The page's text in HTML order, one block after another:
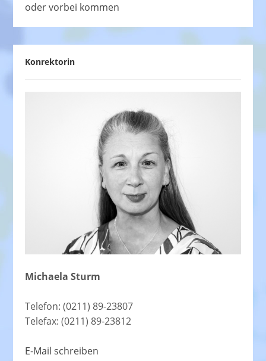
oder vorbei kommen
Konrektorin
Michaela Sturm
Telefon: (0211) 89-23807
Telefax: (0211) 89-23812
E-Mail schreiben